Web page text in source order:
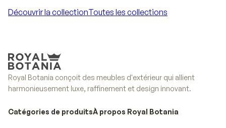
Découvrir la collectionToutes les collections
Royal Botania conçoit des meubles d'extérieur qui allient
harmonieusement luxe, raffinement et design innovant.
Catégories de produitsÀ propos Royal Botania